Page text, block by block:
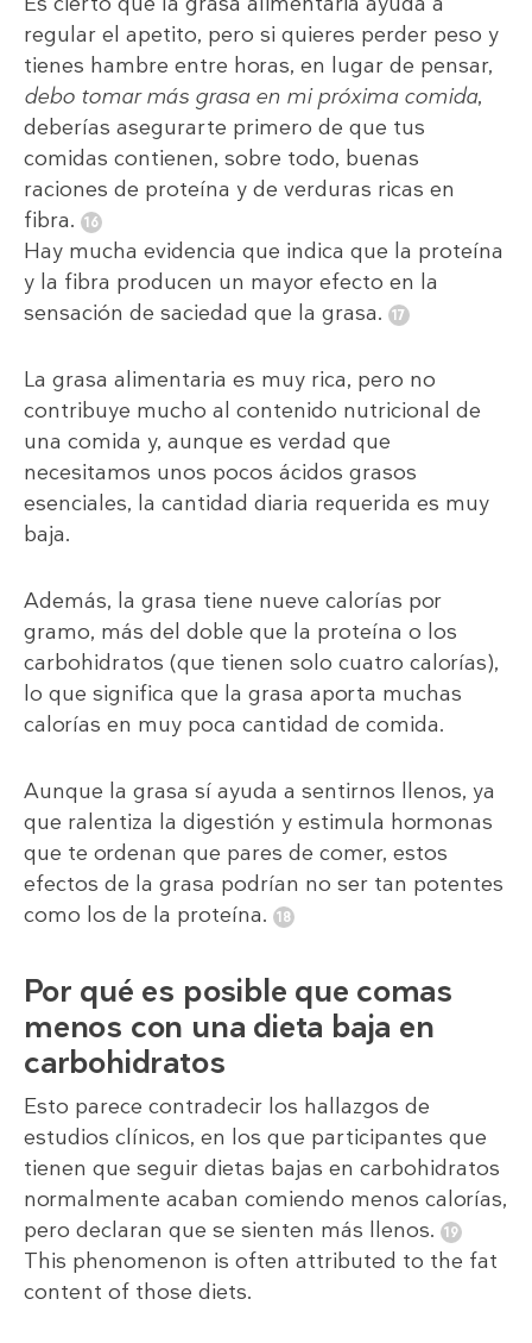
regular el apetito, pero si quieres perder peso y
tienes hambre entre horas, en lugar de pensar,
debo tomar más grasa en mi próxima comida,
deberías asegurarte primero de que tus
comidas contienen, sobre todo, buenas
raciones de proteína y de verduras ricas en
fibra.
Hay mucha evidencia que indica que la proteína
y la fibra producen un mayor efecto en la
sensación de saciedad que la grasa.
La grasa alimentaria es muy rica, pero no
contribuye mucho al contenido nutricional de
una comida y, aunque es verdad que
necesitamos unos pocos ácidos grasos
esenciales, la cantidad diaria requerida es muy
baja.
Además, la grasa tiene nueve calorías por
gramo, más del doble que la proteína o los
carbohidratos (que tienen solo cuatro calorías),
lo que significa que la grasa aporta muchas
calorías en muy poca cantidad de comida.
Aunque la grasa sí ayuda a sentirnos llenos, ya
que ralentiza la digestión y estimula hormonas
que te ordenan que pares de comer, estos
efectos de la grasa podrían no ser tan potentes
como los de la proteína.
Por qué es posible que comas
menos con una dieta baja en
carbohidratos
Esto parece contradecir los hallazgos de
estudios clínicos, en los que participantes que
tienen que seguir dietas bajas en carbohidratos
normalmente acaban comiendo menos calorías,
pero declaran que se sienten más llenos.
This phenomenon is often attributed to the fat
content of those diets.